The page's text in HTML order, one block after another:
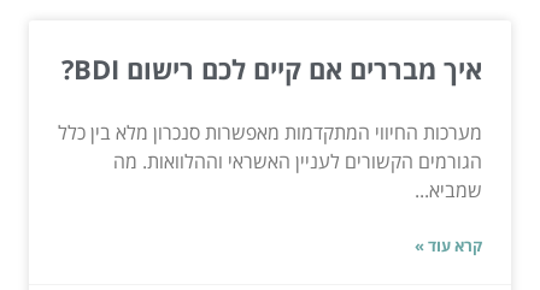
איך מבררים אם קיים לכם רישום BDI?
מערכות החיווי המתקדמות מאפשרות סנכרון מלא בין כלל
הגורמים הקשורים לעניין האשראי וההלוואות. מה
שמביא...
קרא עוד »